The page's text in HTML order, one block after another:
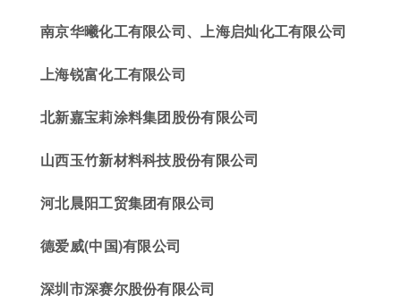
南京华曦化工有限公司、上海启灿化工有限公司
上海锐富化工有限公司
北新嘉宝莉涂料集团股份有限公司
山西玉竹新材料科技股份有限公司
河北晨阳工贸集团有限公司
德爱威(中国)有限公司
深圳市深赛尔股份有限公司